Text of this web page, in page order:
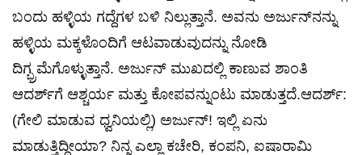
ಬಂದು ಹಳ್ಳಿಯ ಗದ್ದೆಗಳ ಬಳಿ ನಿಲ್ಲುತ್ತಾನೆ. ಅವನು ಅರ್ಜುನ್‌ನನ್ನು
ಹಳ್ಳಿಯ ಮಕ್ಕಳೊಂದಿಗೆ ಆಟವಾಡುವುದನ್ನು ನೋಡಿ
ದಿಗ್ಭ್ರಮೆಗೊಳ್ಳುತ್ತಾನೆ. ಅರ್ಜುನ್ ಮುಖದಲ್ಲಿ ಕಾಣುವ ಶಾಂತಿ
ಆದರ್ಶ್‌ಗೆ ಆಶ್ಚರ್ಯ ಮತ್ತು ಕೋಪವನ್ನುಂಟು ಮಾಡುತ್ತದೆ.ಆದರ್ಶ್:
(ಗೇಲಿ ಮಾಡುವ ಧ್ವನಿಯಲ್ಲಿ) ಅರ್ಜುನ್! ಇಲ್ಲಿ ಏನು
ಮಾಡುತ್ತಿದ್ದೀಯಾ? ನಿನ್ನ ಎಲ್ಲಾ ಕಚೇರಿ, ಕಂಪನಿ, ಐಷಾರಾಮಿ